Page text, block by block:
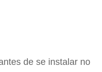
de se instalar no